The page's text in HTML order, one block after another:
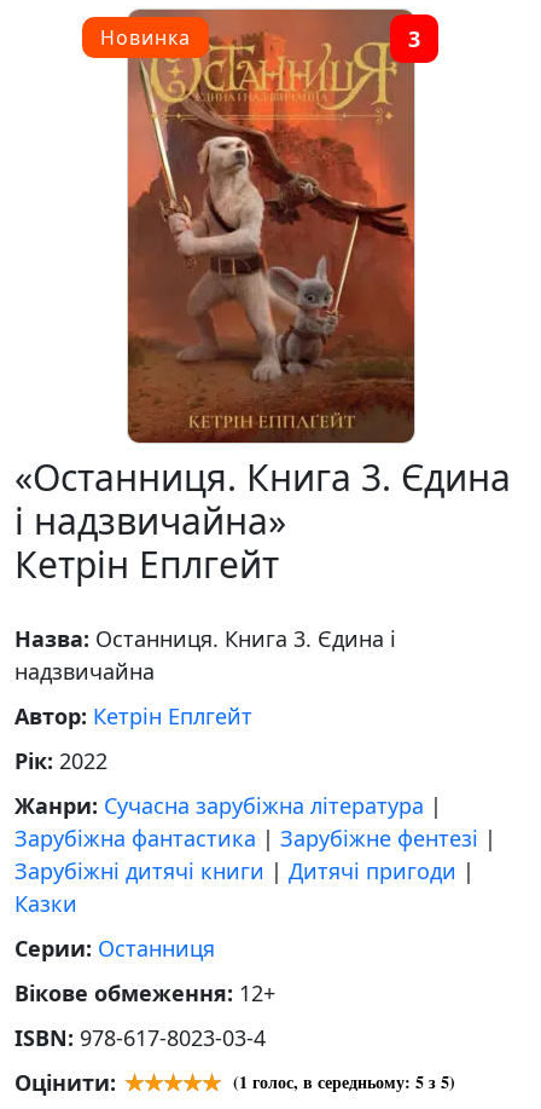
Новинка 3
«Останниця. Книга 3. Єдина
і надзвичайна»
Кетрін Еплгейт
Назва: Останниця. Книга 3. Єдина і
надзвичайна
Автор: Кетрін Еплгейт
Рік: 2022
Жанри: Сучасна зарубіжна література |
Зарубіжна фантастика | Зарубіжне фентезі |
Зарубіжні дитячі книги | Дитячі пригоди |
Казки
Серии: Останниця
Вікове обмеження: 12+
ISBN: 978-617-8023-03-4
Оцінити:
(1 голос, в середньому: 5з 5)